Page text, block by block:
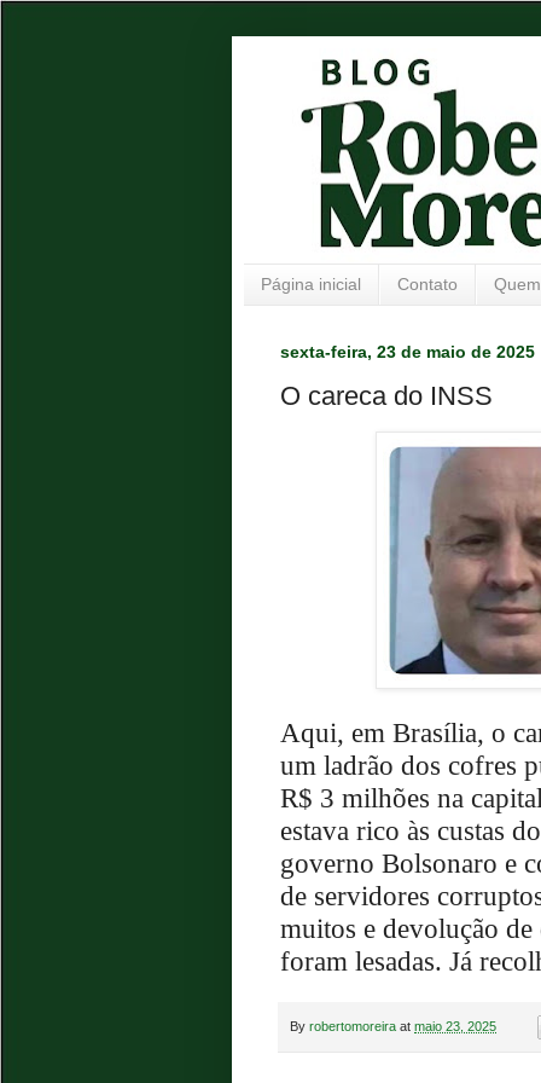
Página inicial Contato
sexta-feira, 23 de maio de 2025
O careca do INSS
Aqui, em Brasília, o
um ladrão dos cofres
R$ 3 milhões na
estava rico às custas
governo Bolsonaro e
de servidores
muitos e devolução de
foram lesadas. Já
By robertomoreira at maio 23, 2025